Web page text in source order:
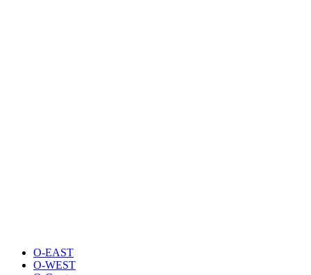
O-EAST
O-WEST